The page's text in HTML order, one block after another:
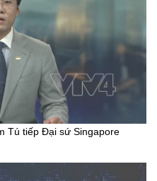
Tú tiếp Đại sứ Singapore